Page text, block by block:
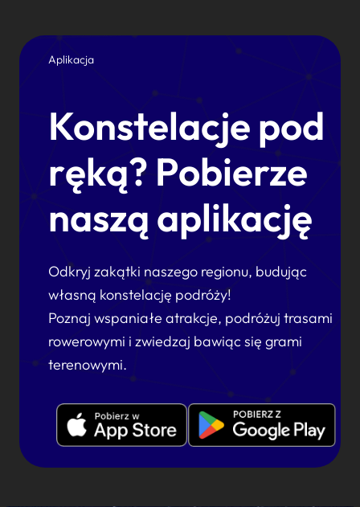
Aplikacja
Konstelacje pod
ręką? Pobierze
naszą aplikację
Odkryj zakątki naszego regionu, budując
własną konstelację podróży!
Poznaj wspaniałe atrakcje, podróżuj trasami
rowerowymi i zwiedzaj bawiąc się grami
terenowymi.